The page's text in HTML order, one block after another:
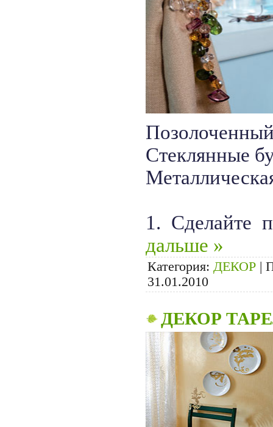
Стеклянные
1. Сделайте
дальше »
Категория: ДЕКОР |
31.01.2010
ДЕКОР